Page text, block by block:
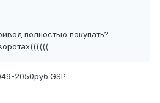
полностью покупать?
2050руб.GSP